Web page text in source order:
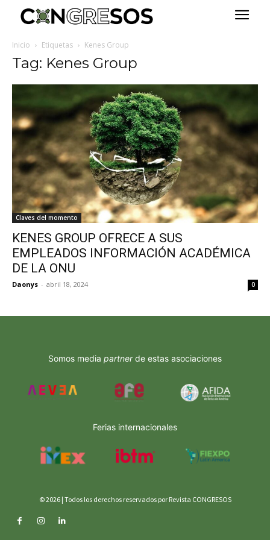
Inicio Etiquetas Kenes Group
Tag: Kenes Group
Claves del momento
KENES GROUP OFRECE A SUS
EMPLEADOS INFORMACIÓN ACADÉMICA
DE LA ONU
Daonys - abril 18, 2024 0
Somos media partnerde estas asociaciones
Ferias internacionales
© 2026 | Todos los derechos reservados por Revista CONGRESOS